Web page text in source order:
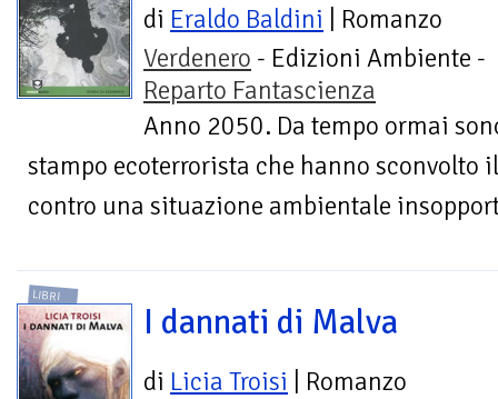
di Eraldo Baldini | Romanzo
Verdenero - Edizioni Ambiente -
Reparto Fantascienza
Anno 2050. Da tempo ormai
stampo ecoterrorista che hanno sconvolto
contro una situazione ambientale
LIBRI
I dannati di Malva
di Licia Troisi | Romanzo